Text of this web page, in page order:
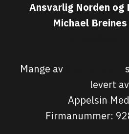
Ansvarlig Norden og
Michael
Mange av
levert av
Appelsin
Firmanummer: